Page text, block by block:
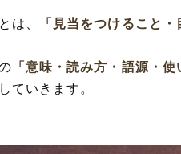
とは、 「見当をつけること
「意味・読み方・語源・
ていきます。